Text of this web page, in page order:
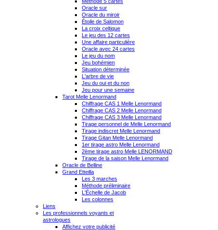
Oracle sur
Oracle du miroir
Étoile de Salomon
La croix celtique
Le jeu des 12 cartes
Une affaire particulière
Oracle avec 24 cartes
Le jeu du nom
Jeu bohémien
Situation déterminée
L'arbre de vie
Jeu du oui et du non
Jeu pour une semaine
Tarot Melle Lenormand
Chiffrage CAS 1 Melle Lenormand
Chiffrage CAS 2 Melle Lenormand
Chiffrage CAS 3 Melle Lenormand
Tirage personnel de Melle Lenormand
Tirage indiscret Melle Lenormand
Tirage Gitan Melle Lenormand
1er tirage astro Melle Lenormand
2ème tirage astro Melle LENORMAND
Tirage de la saison Melle Lenormand
Oracle de Belline
Grand Etteilla
Les 3 marches
Méthode préliminaire
L'Échelle de Jacob
Les colonnes
Liens
Les professionnels voyants et
astrologues
Affichez votre publicité